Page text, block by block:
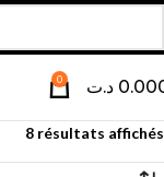
0 د.ت
8 résultats affichés